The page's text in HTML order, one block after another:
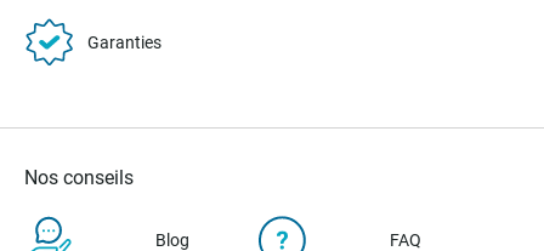
Garanties
Nos conseils
Blog FAQ